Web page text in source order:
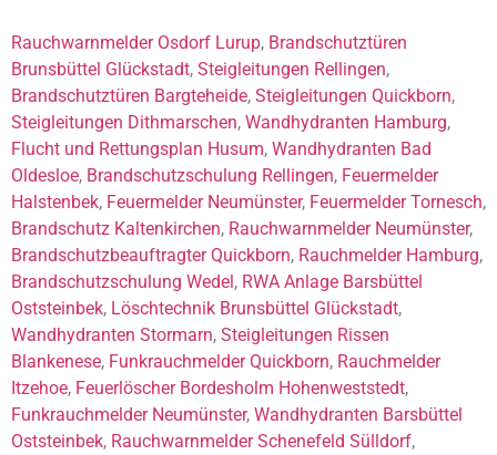
Rauchwarnmelder Osdorf Lurup, Brandschutztüren
Brunsbüttel Glückstadt, Steigleitungen Rellingen,
Brandschutztüren Bargteheide, Steigleitungen Quickborn,
Steigleitungen Dithmarschen, Wandhydranten Hamburg,
Flucht und Rettungsplan Husum, Wandhydranten Bad
Oldesloe, Brandschutzschulung Rellingen, Feuermelder
Halstenbek, Feuermelder Neumünster, Feuermelder Tornesch,
Brandschutz Kaltenkirchen, Rauchwarnmelder Neumünster,
Brandschutzbeauftragter Quickborn, Rauchmelder Hamburg,
Brandschutzschulung Wedel, RWA Anlage Barsbüttel
Oststeinbek, Löschtechnik Brunsbüttel Glückstadt,
Wandhydranten Stormarn, Steigleitungen Rissen
Blankenese, Funkrauchmelder Quickborn, Rauchmelder
Itzehoe, Feuerlöscher Bordesholm Hohenweststedt,
Funkrauchmelder Neumünster, Wandhydranten Barsbüttel
Oststeinbek, Rauchwarnmelder Schenefeld Sülldorf,